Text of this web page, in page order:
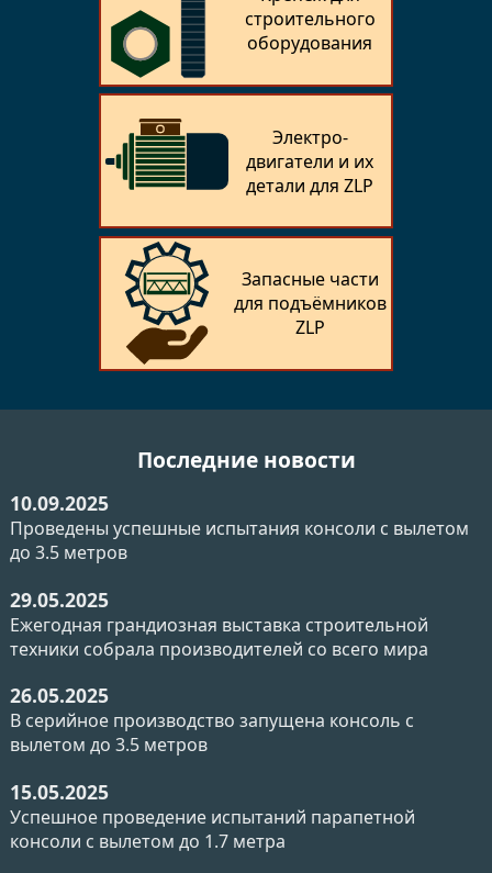
строительного
оборудования
Электро­
двигатели и их
детали для ZLP
Запасные части
для подъёмников
ZLP
Последние новости
10.09.2025
Проведены успешные испытания консоли с вылетом
до 3.5 метров
29.05.2025
Ежегодная грандиозная выставка строительной
техники собрала производителей со всего мира
26.05.2025
В серийное производство запущена консоль с
вылетом до 3.5 метров
15.05.2025
Успешное проведение испытаний парапетной
консоли с вылетом до 1.7 метра